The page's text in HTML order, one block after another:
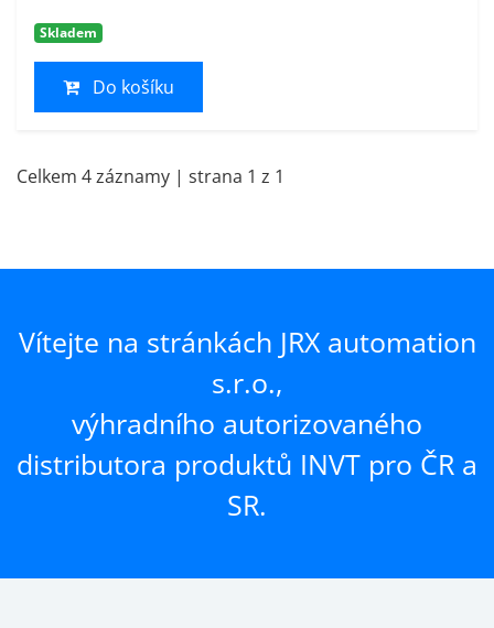
Skladem
Do košíku
Celkem 4 záznamy | strana 1 z 1
Vítejte na stránkách JRX automation
s.r.o.,
výhradního autorizovaného
distributora produktů INVT pro ČR a
SR.